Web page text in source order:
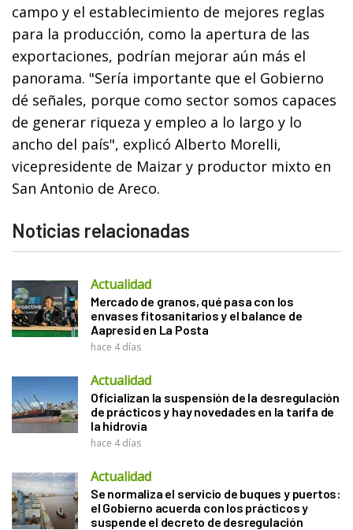
campo y el establecimiento de mejores reglas
para la producción, como la apertura de las
exportaciones, podrían mejorar aún más el
panorama. "Sería importante que el Gobierno
dé señales, porque como sector somos capaces
de generar riqueza y empleo a lo largo y lo
ancho del país", explicó Alberto Morelli,
vicepresidente de Maizar y productor mixto en
San Antonio de Areco.
Noticias relacionadas
Actualidad
Mercado de granos, qué pasa con los
envases fitosanitarios y el balance de
Aapresid en La Posta
hace 4 días
Actualidad
Oficializan la suspensión de la desregulación
de prácticos y hay novedades en la tarifa de
la hidrovía
hace 4 días
Actualidad
Se normaliza el servicio de buques y puertos:
el Gobierno acuerda con los prácticos y
suspende el decreto de desregulación